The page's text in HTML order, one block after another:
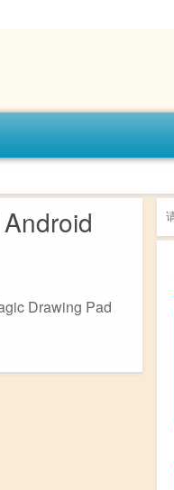
Drawing Pad